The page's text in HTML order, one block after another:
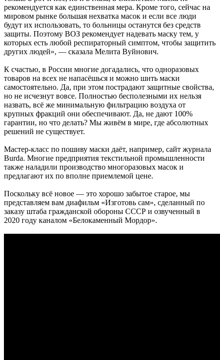
рекомендуется как единственная мера. Кроме того, сейчас на
мировом рынке большая нехватка масок и если все люди
будут их использовать, то больницы останутся без средств
защиты. Поэтому ВОЗ рекомендует надевать маску тем, у
которых есть любой респираторный симптом, чтобы защитить
других людей», — сказала Мелита Вуйнович.
К счастью, в России многие догадались, что одноразовых
товаров на всех не напасёшься и можно шить маски
самостоятельно. Да, при этом пострадают защитные свойства,
но не исчезнут вовсе. Полностью бесполезными их нельзя
назвать, всё же минимальную фильтрацию воздуха от
крупных фракций они обеспечивают. Да, не дают 100%
гарантии, но что делать? Мы живём в мире, где абсолютных
решений не существует.
Мастер-класс по пошиву маски даёт, например, сайт журнала
Burda. Многие предприятия текстильной промышленности
также наладили производство многоразовых масок и
предлагают их по вполне приемлемой цене.
Поскольку всё новое — это хорошо забытое старое, мы
представляем вам диафильм «Изготовь сам», сделанный по
заказу штаба гражданской обороны СССР и озвученный в
2020 году каналом «Белокаменный Мордор».